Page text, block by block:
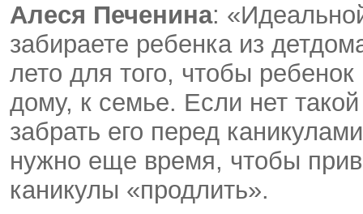
Алеся Печенина:
забираете ребенка из
лето для того, чтобы
дому, к семье. Если нет
забрать его перед
нужно еще время, чтобы
каникулы «продлить».